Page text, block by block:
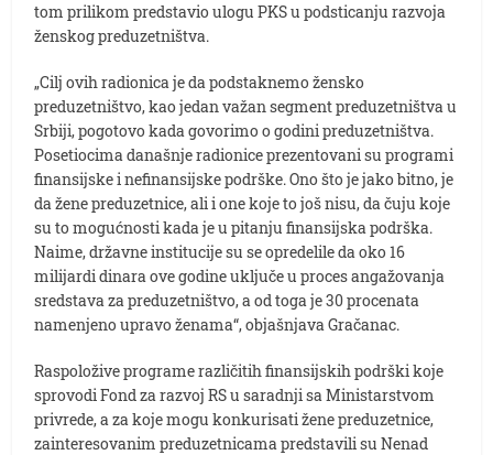
tom prilikom predstavio ulogu PKS u podsticanju razvoja
ženskog preduzetništva.
„Cilj ovih radionica je da podstaknemo žensko
preduzetništvo, kao jedan važan segment preduzetništva u
Srbiji, pogotovo kada govorimo o godini preduzetništva.
Posetiocima današnje radionice prezentovani su programi
finansijske i nefinansijske podrške. Ono što je jako bitno, je
da žene preduzetnice, ali i one koje to još nisu, da čuju koje
su to mogućnosti kada je u pitanju finansijska podrška.
Naime, državne institucije su se opredelile da oko 16
milijardi dinara ove godine uključe u proces angažovanja
sredstava za preduzetništvo, a od toga je 30 procenata
namenjeno upravo ženama“, objašnjava Gračanac.
Raspoložive programe različitih finansijskih podrški koje
sprovodi Fond za razvoj RS u saradnji sa Ministarstvom
privrede, a za koje mogu konkurisati žene preduzetnice,
zainteresovanim preduzetnicama predstavili su Nenad